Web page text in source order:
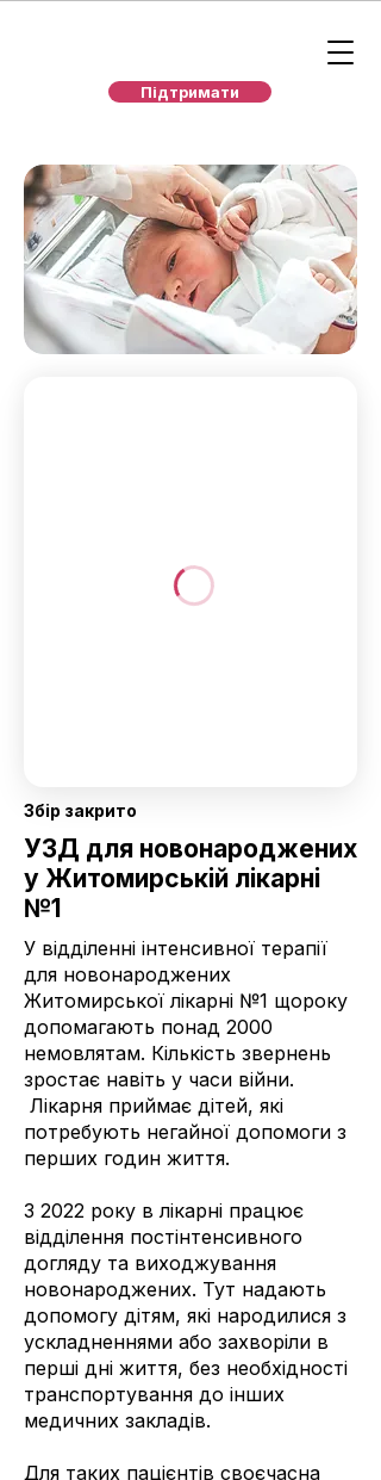
Підтримати
Збір закрито
УЗД для новонароджених
у Житомирській лікарні
№1
У відділенні інтенсивної терапії
для новонароджених
Житомирської лікарні №1 щороку
допомагають понад 2000
немовлятам. Кількість звернень
зростає навіть у часи війни.
Лікарня приймає дітей, які
потребують негайної допомоги з
перших годин життя.
З 2022 року в лікарні працює
відділення постінтенсивного
догляду та виходжування
новонароджених. Тут надають
допомогу дітям, які народилися з
ускладненнями або захворіли в
перші дні життя, без необхідності
транспортування до інших
медичних закладів.
Для таких пацієнтів своєчасна